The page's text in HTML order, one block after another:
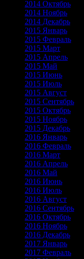
2014 Октябрь
2014 Ноябрь
2014 Декабрь
2015 Январь
2015 Февраль
2015 Март
2015 Апрель
2015 Май
2015 Июнь
2015 Июль
2015 Август
2015 Сентябрь
2015 Октябрь
2015 Ноябрь
2015 Декабрь
2016 Январь
2016 Февраль
2016 Март
2016 Апрель
2016 Май
2016 Июнь
2016 Июль
2016 Август
2016 Сентябрь
2016 Октябрь
2016 Ноябрь
2016 Декабрь
2017 Январь
2017 Февраль